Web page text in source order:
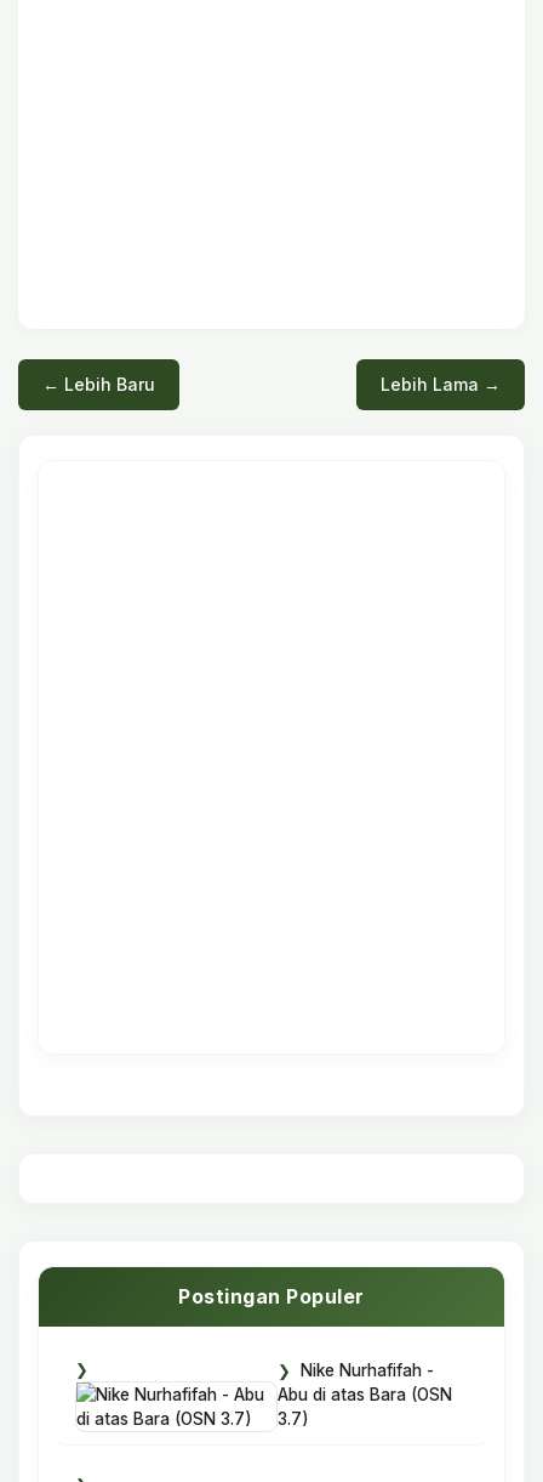
← Lebih Baru Lebih Lama →
Postingan Populer
Nike Nurhafifah -
Abu di atas Bara (OSN
3.7)